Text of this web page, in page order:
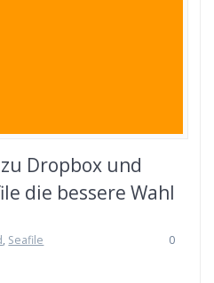
Dropbox und
die bessere Wahl
, Seafile
0